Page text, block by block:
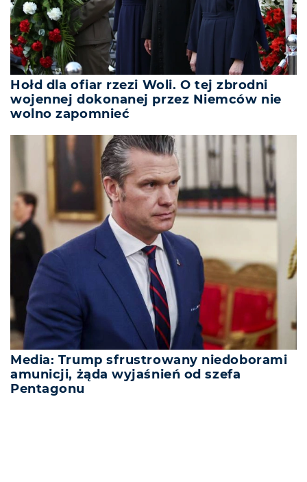
Hołd dla ofiar rzezi Woli. O tej zbrodni
wojennej dokonanej przez Niemców nie
wolno zapomnieć
Media: Trump sfrustrowany niedoborami
amunicji, żąda wyjaśnień od szefa
Pentagonu